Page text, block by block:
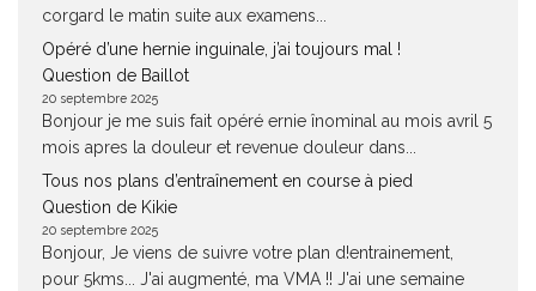
corgard le matin suite aux examens...
Opéré d’une hernie inguinale, j’ai toujours mal !
Question de Baillot
20 septembre 2025
Bonjour je me suis fait opéré ernie înominal au mois avril 5
mois apres la douleur et revenue douleur dans...
Tous nos plans d’entraînement en course à pied
Question de Kikie
20 septembre 2025
Bonjour, Je viens de suivre votre plan d!entrainement,
pour 5kms... J'ai augmenté, ma VMA !! J'ai une semaine